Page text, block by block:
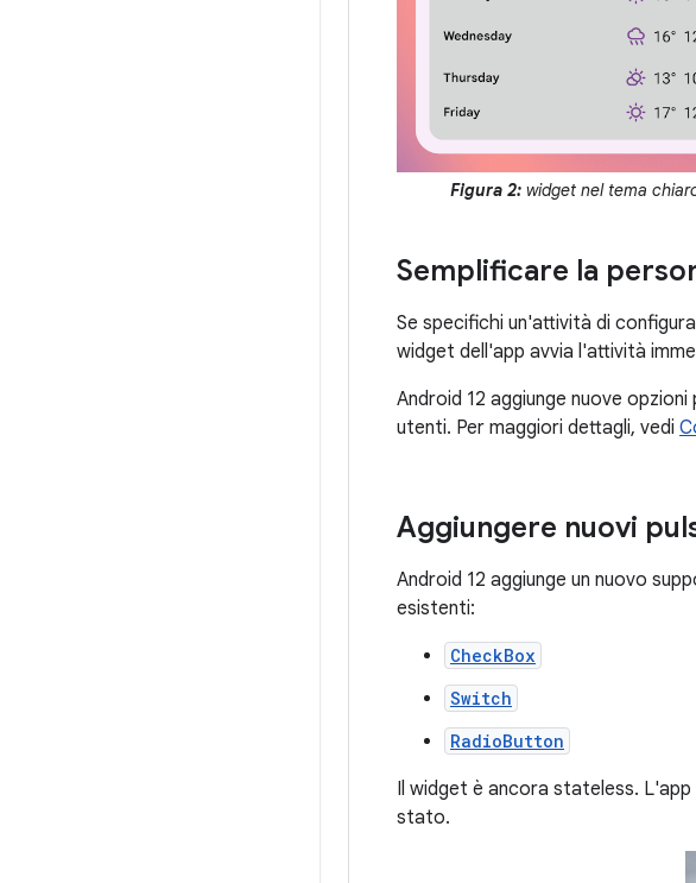
Figura 2: widget nel tema
Semplificare la
Se specifichi un'attività di
widget dell'app avvia l'attività
Android 12 aggiunge nuove
utenti. Per maggiori dettagli, vedi
Aggiungere nuovi
Android 12 aggiunge un nuovo
esistenti:
CheckBox
Switch
RadioButton
Il widget è ancora stateless.
stato.